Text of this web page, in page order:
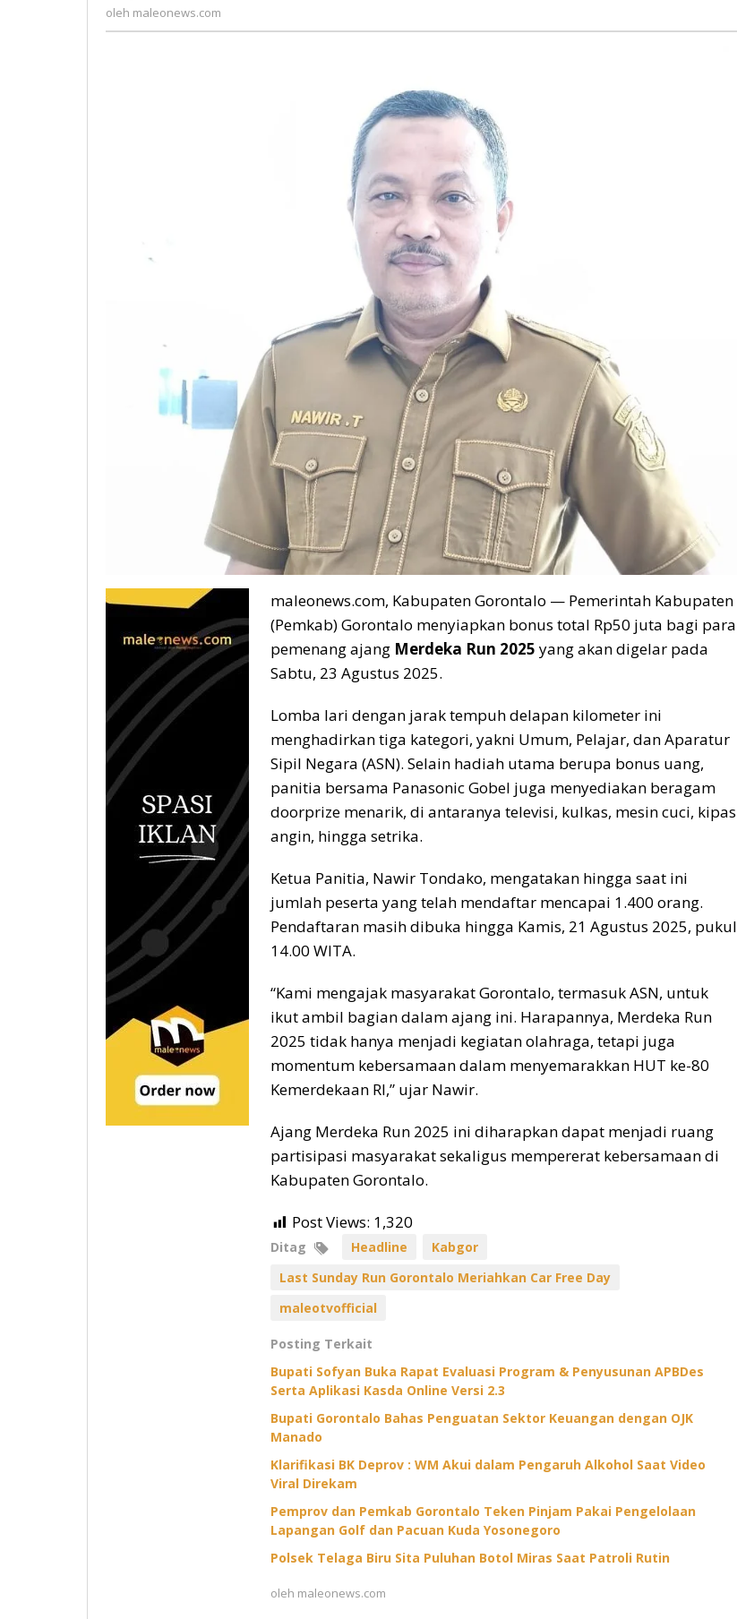
2025
oleh maleonews.com
maleonews.com, Kabupaten Gorontalo — Pemerintah Kabupaten
(Pemkab) Gorontalo menyiapkan bonus total Rp50 juta bagi para
pemenang ajang Merdeka Run 2025 yang akan digelar pada
Sabtu, 23 Agustus 2025.
Lomba lari dengan jarak tempuh delapan kilometer ini
menghadirkan tiga kategori, yakni Umum, Pelajar, dan Aparatur
Sipil Negara (ASN). Selain hadiah utama berupa bonus uang,
panitia bersama Panasonic Gobel juga menyediakan beragam
doorprize menarik, di antaranya televisi, kulkas, mesin cuci, kipas
angin, hingga setrika.
Ketua Panitia, Nawir Tondako, mengatakan hingga saat ini
jumlah peserta yang telah mendaftar mencapai 1.400 orang.
Pendaftaran masih dibuka hingga Kamis, 21 Agustus 2025, pukul
14.00 WITA.
“Kami mengajak masyarakat Gorontalo, termasuk ASN, untuk
ikut ambil bagian dalam ajang ini. Harapannya, Merdeka Run
2025 tidak hanya menjadi kegiatan olahraga, tetapi juga
momentum kebersamaan dalam menyemarakkan HUT ke-80
Kemerdekaan RI,” ujar Nawir.
Ajang Merdeka Run 2025 ini diharapkan dapat menjadi ruang
partisipasi masyarakat sekaligus mempererat kebersamaan di
Kabupaten Gorontalo.
Post Views: 1,320
Ditag Headline
Kabgor
Last Sunday Run Gorontalo Meriahkan Car Free Day
maleotvofficial
Posting Terkait
Bupati Sofyan Buka Rapat Evaluasi Program & Penyusunan APBDes
Serta Aplikasi Kasda Online Versi 2.3
Bupati Gorontalo Bahas Penguatan Sektor Keuangan dengan OJK
Manado
Klarifikasi BK Deprov : WM Akui dalam Pengaruh Alkohol Saat Video
Viral Direkam
Pemprov dan Pemkab Gorontalo Teken Pinjam Pakai Pengelolaan
Lapangan Golf dan Pacuan Kuda Yosonegoro
Polsek Telaga Biru Sita Puluhan Botol Miras Saat Patroli Rutin
oleh maleonews.com